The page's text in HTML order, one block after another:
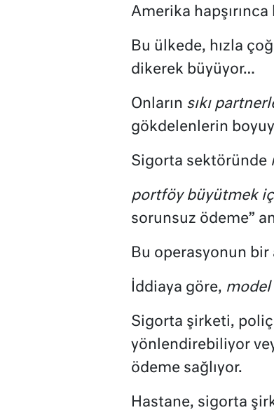
Amerika
Bu ülkede, hızla
dikerek büyüyor…
Onların sıkı
gökdelenlerin
Sigorta sektöründe
portföy büyütmek
sorunsuz ödeme”
Bu operasyonun bir
İddiaya göre, model
Sigorta şirketi,
yönlendirebiliyor
ödeme sağlıyor.
Hastane, sigorta